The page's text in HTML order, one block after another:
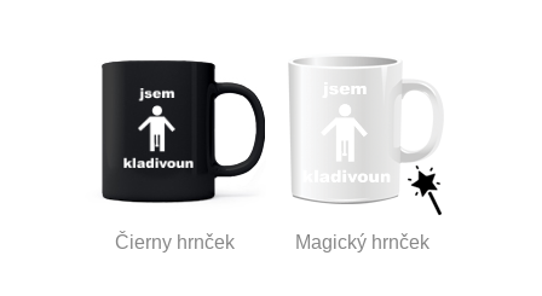
Čierny hrnček Magický hrnček